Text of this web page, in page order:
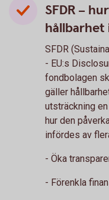
SFDR –
hållbarhet
SFDR
- EU:s
fondbolagen
gäller
utsträckning
hur den
infördes av
- Öka
- Förenkla